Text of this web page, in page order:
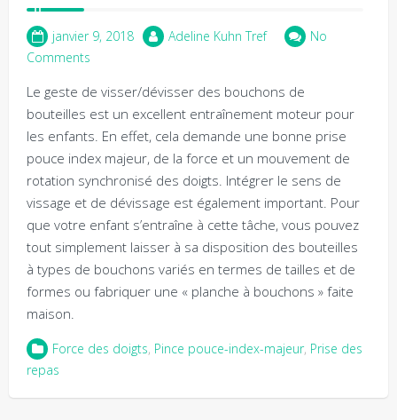
janvier 9, 2018 Adeline Kuhn Tref
No
Comments
Le geste de visser/dévisser des bouchons de
bouteilles est un excellent entraînement moteur pour
les enfants. En effet, cela demande une bonne prise
pouce index majeur, de la force et un mouvement de
rotation synchronisé des doigts. Intégrer le sens de
vissage et de dévissage est également important. Pour
que votre enfant s’entraîne à cette tâche, vous pouvez
tout simplement laisser à sa disposition des bouteilles
à types de bouchons variés en termes de tailles et de
formes ou fabriquer une « planche à bouchons » faite
maison.
Force des doigts, Pince pouce-index-majeur, Prise des
repas